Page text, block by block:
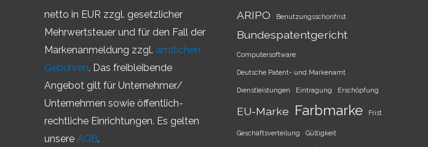
netto in EUR zzgl. gesetzlicher
Mehrwertsteuer und für den Fall der
Markenanmeldung zzgl. amtlichen
Gebühren. Das freibleibende
Angebot gilt für Unternehmer/
Unternehmen sowie öffentlich-
rechtliche Einrichtungen. Es gelten
unsere AGB.
ARIPO Benutzungsschonfrist
Bundespatentgericht
Computersoftware
Deutsche Patent- und Markenamt
Dienstleistungen Eintragung Erschöpfung
EU-Marke Farbmarke Frist
Geschäftsverteilung Gültigkeit